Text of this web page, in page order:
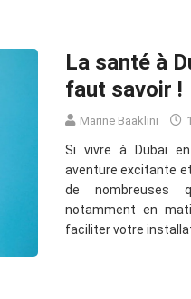
La santé à
faut savoir !
Marine Baaklini
Si vivre à Dubai
aventure excitante
de nombreuses
notamment en
faciliter votre